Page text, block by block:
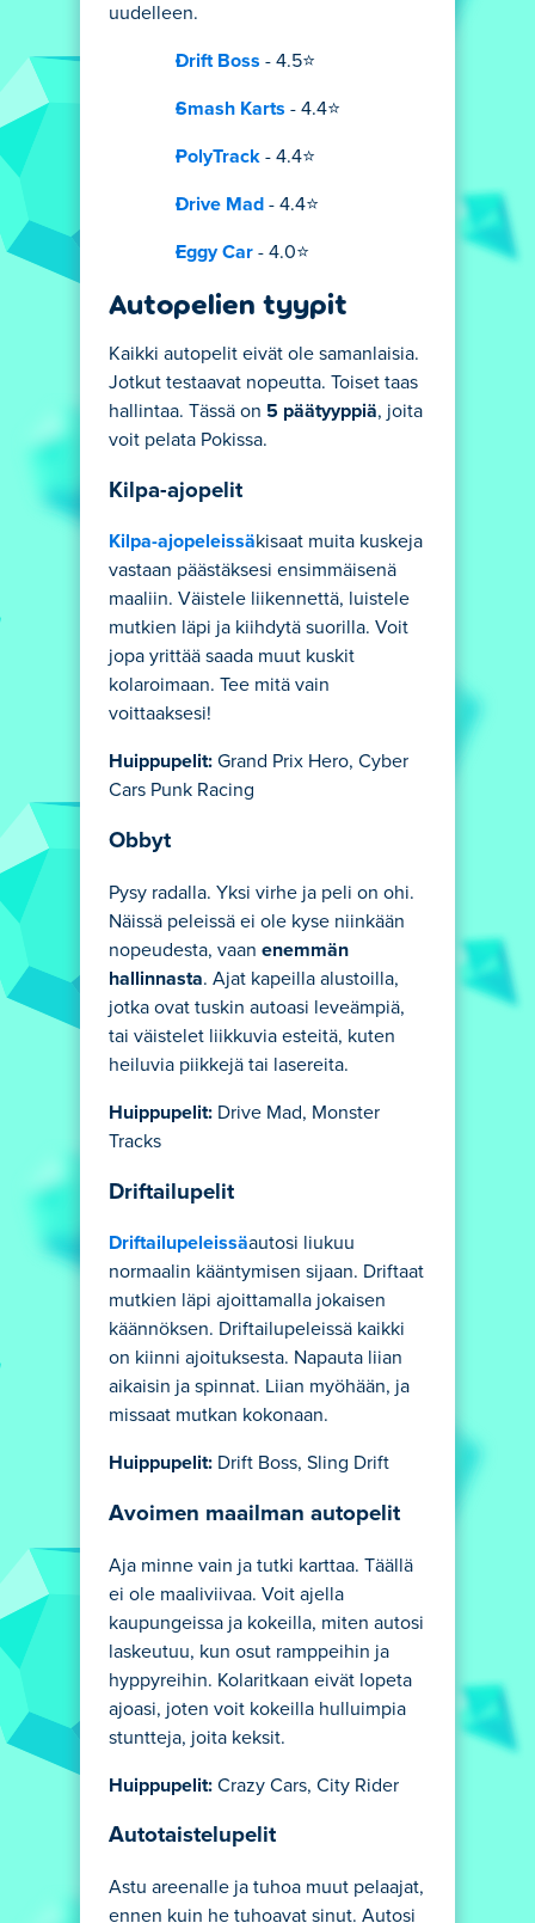
uudelleen.
Drift Boss - 4.5⭐
Smash Karts - 4.4⭐
PolyTrack - 4.4⭐
Drive Mad - 4.4⭐
Eggy Car - 4.0⭐
Autopelien tyypit
Kaikki autopelit eivät ole samanlaisia.
Jotkut testaavat nopeutta. Toiset taas
hallintaa. Tässä on 5 päätyyppiä, joita
voit pelata Pokissa.
Kilpa-ajopelit
Kilpa-ajopeleissäkisaat muita kuskeja
vastaan päästäksesi ensimmäisenä
maaliin. Väistele liikennettä, luistele
mutkien läpi ja kiihdytä suorilla. Voit
jopa yrittää saada muut kuskit
kolaroimaan. Tee mitä vain
voittaaksesi!
Huippupelit: Grand Prix Hero, Cyber
Cars Punk Racing
Obbyt
Pysy radalla. Yksi virhe ja peli on ohi.
Näissä peleissä ei ole kyse niinkään
nopeudesta, vaan enemmän
hallinnasta. Ajat kapeilla alustoilla,
jotka ovat tuskin autoasi leveämpiä,
tai väistelet liikkuvia esteitä, kuten
heiluvia piikkejä tai lasereita.
Huippupelit: Drive Mad, Monster
Tracks
Driftailupelit
Driftailupeleissäautosi liukuu
normaalin kääntymisen sijaan. Driftaat
mutkien läpi ajoittamalla jokaisen
käännöksen. Driftailupeleissä kaikki
on kiinni ajoituksesta. Napauta liian
aikaisin ja spinnat. Liian myöhään, ja
missaat mutkan kokonaan.
Huippupelit: Drift Boss, Sling Drift
Avoimen maailman autopelit
Aja minne vain ja tutki karttaa. Täällä
ei ole maaliviivaa. Voit ajella
kaupungeissa ja kokeilla, miten autosi
laskeutuu, kun osut ramppeihin ja
hyppyreihin. Kolaritkaan eivät lopeta
ajoasi, joten voit kokeilla hulluimpia
stuntteja, joita keksit.
Huippupelit: Crazy Cars, City Rider
Autotaistelupelit
Astu areenalle ja tuhoa muut pelaajat,
ennen kuin he tuhoavat sinut. Autosi